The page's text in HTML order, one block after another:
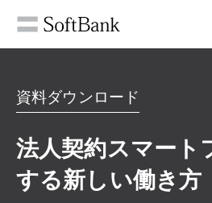
資料ダウンロード
法人契約スマート
する新しい働き方